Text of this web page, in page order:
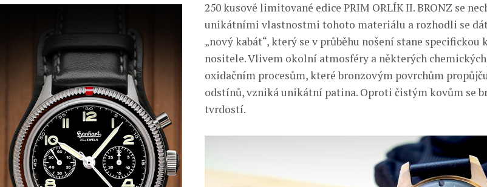
250 kusové limitované edice PRIM ORLÍK II. BRONZ se
unikátními vlastnostmi tohoto materiálu a rozhodli se dát
„nový kabát“, který se v průběhu nošení stane specifickou
nositele. Vlivem okolní atmosféry a některých
oxidačním procesům, které bronzovým povrchům
odstínů, vzniká unikátní patina. Oproti čistým kovům se
tvrdostí.